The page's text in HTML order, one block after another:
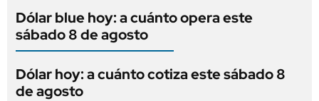
Dólar blue hoy: a cuánto opera este
sábado 8 de agosto
Dólar hoy: a cuánto cotiza este sábado 8
de agosto